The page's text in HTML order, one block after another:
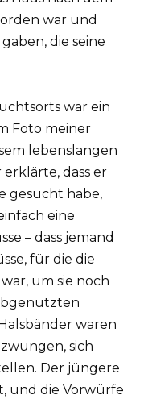
war und
die seine
war ein
Foto meiner
lebenslangen
dass er
gesucht habe,
eine
– dass jemand
für die die
um sie noch
waren
sich
Der jüngere
und die Vorwürfe